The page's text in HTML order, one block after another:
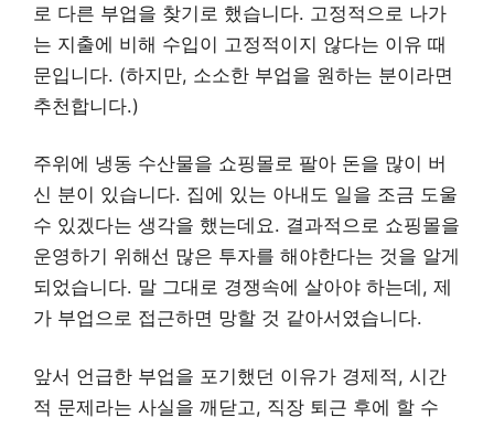
로 다른 부업을 찾기로 했습니다. 고정적으로 나가
는 지출에 비해 수입이 고정적이지 않다는 이유 때
문입니다. (하지만, 소소한 부업을 원하는 분이라면
추천합니다.)
주위에 냉동 수산물을 쇼핑몰로 팔아 돈을 많이 버
신 분이 있습니다. 집에 있는 아내도 일을 조금 도울
수 있겠다는 생각을 했는데요. 결과적으로 쇼핑몰을
운영하기 위해선 많은 투자를 해야한다는 것을 알게
되었습니다. 말 그대로 경쟁속에 살아야 하는데, 제
가 부업으로 접근하면 망할 것 같아서였습니다.
앞서 언급한 부업을 포기했던 이유가 경제적, 시간
적 문제라는 사실을 깨닫고, 직장 퇴근 후에 할 수